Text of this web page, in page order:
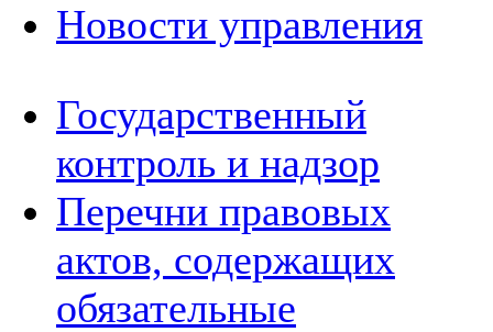
Новости управления
Государственный
контроль и надзор
Перечни правовых
актов, содержащих
обязательные